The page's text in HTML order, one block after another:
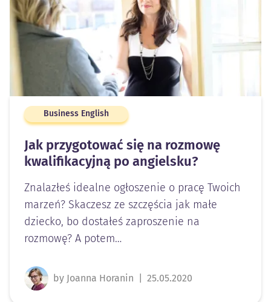
Business English
Jak przygotować się na rozmowę
kwalifikacyjną po angielsku?
Znalazłeś idealne ogłoszenie o pracę Twoich
marzeń? Skaczesz ze szczęścia jak małe
dziecko, bo dostałeś zaproszenie na
rozmowę? A potem…
by Joanna Horanin 25.05.2020